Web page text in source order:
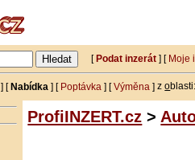
[Podat inzerát ] [ Moje
] [Nabídka ] [ Poptávka ] [Výměna ]zo
ProfiINZERT.cz >